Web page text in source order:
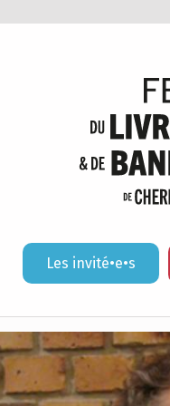
Les invité•e•s